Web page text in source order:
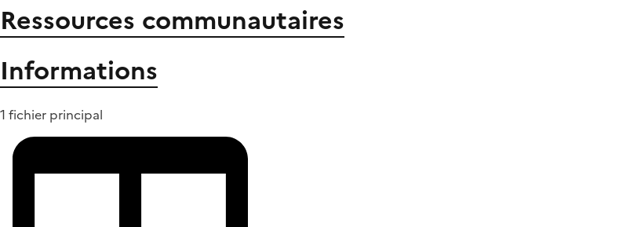
Ressources communautaires
Informations
1 fichier principal